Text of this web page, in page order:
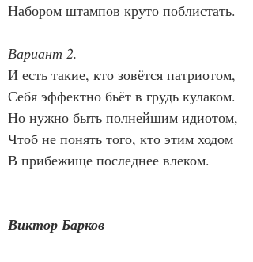
Набором штампов круто поблистать.
Вариант 2.
И есть такие, кто зовётся патриотом,
Себя эффектно бьёт в грудь кулаком.
Но нужно быть полнейшим идиотом,
Чтоб не понять того, кто этим ходом
В прибежище последнее влеком.
Виктор Барков